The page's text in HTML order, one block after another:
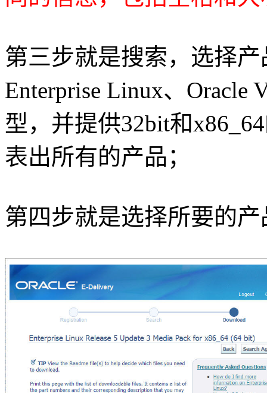
第三步就是搜索，选择
Enterprise Linux、Oracle
型，并提供32bit和
表出所有的产品；
第四步就是选择所要的